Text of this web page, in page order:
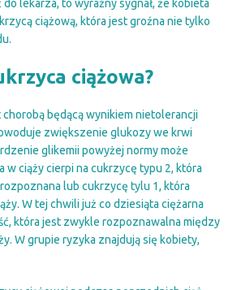
lekarza, to wyraźny sygnał, że kobieta
ciążową, która jest groźna nie tylko
ciążowa?
będącą wynikiem nietolerancji
zwiększenie glukozy we krwi
glikemii powyżej normy może
w ciąży cierpi na cukrzycę typu 2, która
lub cukrzycę tylu 1, która
W tej chwili już co dziesiąta ciężarna
która jest zwykle rozpoznawalna między
W grupie ryzyka znajdują się kobiety,